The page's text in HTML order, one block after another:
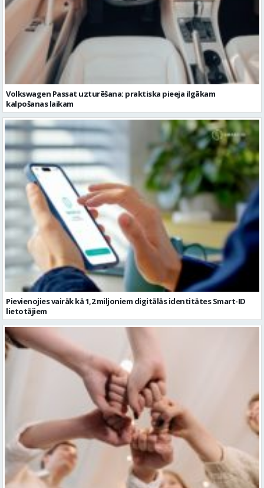
Volkswagen Passat uzturēšana: praktiska pieeja ilgākam
kalpošanas laikam
Pievienojies vairāk kā 1,2 miljoniem digitālās identitātes Smart-ID
lietotājiem